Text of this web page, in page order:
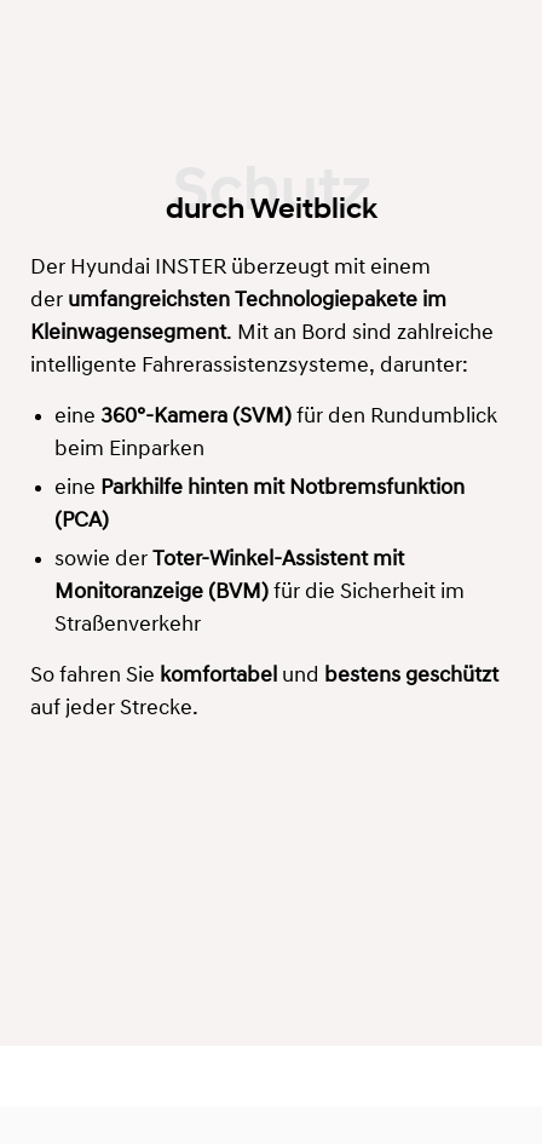
durch Weitblick
Der Hyundai INSTER überzeugt mit einem
der umfangreichsten Technologiepakete im
Kleinwagensegment. Mit an Bord sind zahlreiche
intelligente Fahrerassistenzsysteme, darunter:
eine 360°-Kamera (SVM) für den Rundumblick
beim Einparken
eine Parkhilfe hinten mit Notbremsfunktion
(PCA)
sowie der Toter-Winkel-Assistent mit
Monitoranzeige (BVM) für die Sicherheit im
Straßenverkehr
So fahren Sie komfortabel und bestens geschützt
auf jeder Strecke.